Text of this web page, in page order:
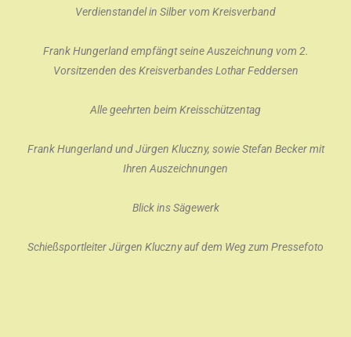
Verdienstandel in Silber vom Kreisverband
Frank Hungerland empfängt seine Auszeichnung vom 2.
Vorsitzenden des Kreisverbandes Lothar Feddersen
Alle geehrten beim Kreisschützentag
Frank Hungerland und Jürgen Kluczny, sowie Stefan Becker mit
Ihren Auszeichnungen
Blick ins Sägewerk
Schießsportleiter Jürgen Kluczny auf dem Weg zum Pressefoto